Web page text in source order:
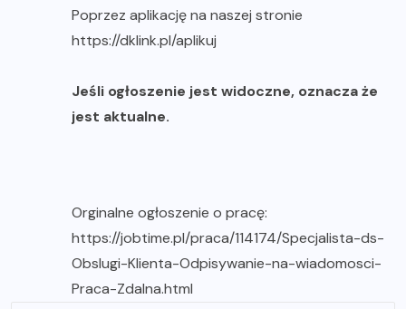
Poprzez aplikację na naszej stronie
https://dklink.pl/aplikuj
Jeśli ogłoszenie jest widoczne, oznacza że
jest aktualne.
Orginalne ogłoszenie o pracę:
https://jobtime.pl/praca/114174/Specjalista-ds-
Obslugi-Klienta-Odpisywanie-na-wiadomosci-
Praca-Zdalna.html